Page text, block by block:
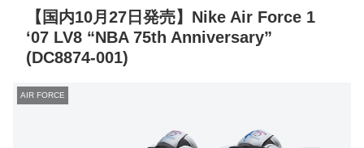
【国内10月27日発売】Nike Air Force 1
‘07 LV8 “NBA 75th Anniversary”
(DC8874-001)
AIR FORCE